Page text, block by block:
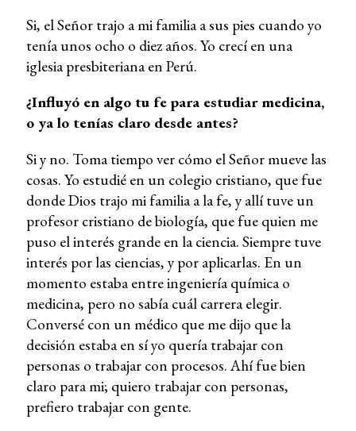
Si, el Señor trajo a mi familia a sus pies cuando yo
tenía unos ocho o diez años. Yo crecí en una
iglesia presbiteriana en Perú.
¿Influyó en algo tu fe para estudiar medicina,
o ya lo tenías claro desde antes?
Si y no. Toma tiempo ver cómo el Señor mueve las
cosas. Yo estudié en un colegio cristiano, que fue
donde Dios trajo mi familia a la fe, y allí tuve un
profesor cristiano de biología, que fue quien me
puso el interés grande en la ciencia. Siempre tuve
interés por las ciencias, y por aplicarlas. En un
momento estaba entre ingeniería química o
medicina, pero no sabía cuál carrera elegir.
Conversé con un médico que me dijo que la
decisión estaba en sí yo quería trabajar con
personas o trabajar con procesos. Ahí fue bien
claro para mi; quiero trabajar con personas,
prefiero trabajar con gente.